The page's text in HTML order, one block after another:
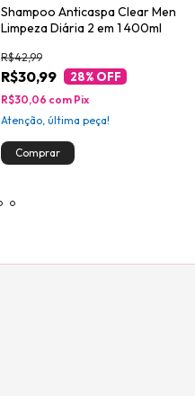
Shampoo Anticaspa Clear Men
Limpeza Diária 2 em 1 400ml
R$30,99
R$42,99
28% OFF
R$30,06 com Pix
Atenção, última peça!